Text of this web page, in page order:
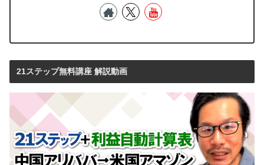
21ステップ無料講座 解説動画